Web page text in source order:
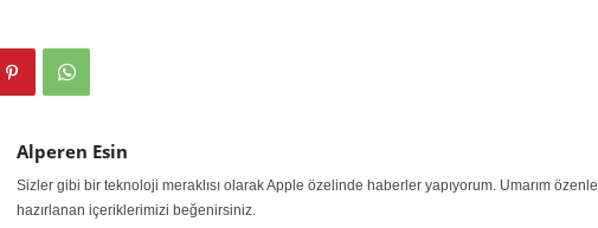
Alperen Esin
Sizler gibi bir teknoloji meraklısı olarak Apple özelinde haberler yapıyorum. Umarım özenle
hazırlanan içeriklerimizi beğenirsiniz.